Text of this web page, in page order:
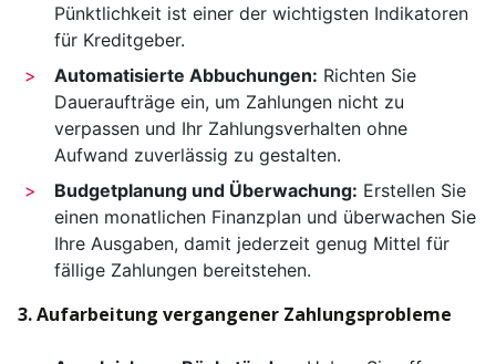
Pünktlichkeit ist einer der wichtigsten Indikatoren
für Kreditgeber.
Automatisierte Abbuchungen: Richten Sie
Daueraufträge ein, um Zahlungen nicht zu
verpassen und Ihr Zahlungsverhalten ohne
Aufwand zuverlässig zu gestalten.
Budgetplanung und Überwachung: Erstellen Sie
einen monatlichen Finanzplan und überwachen Sie
Ihre Ausgaben, damit jederzeit genug Mittel für
fällige Zahlungen bereitstehen.
3. Aufarbeitung vergangener Zahlungsprobleme